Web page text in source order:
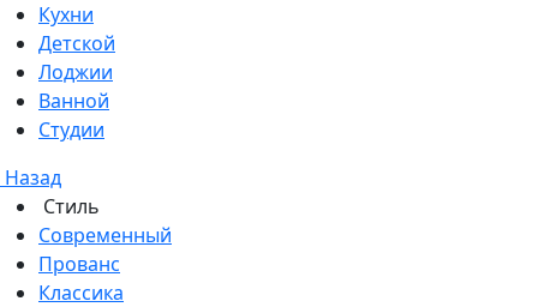
Кухни
Детской
Лоджии
Ванной
Студии
Назад
Стиль
Современный
Прованс
Классика